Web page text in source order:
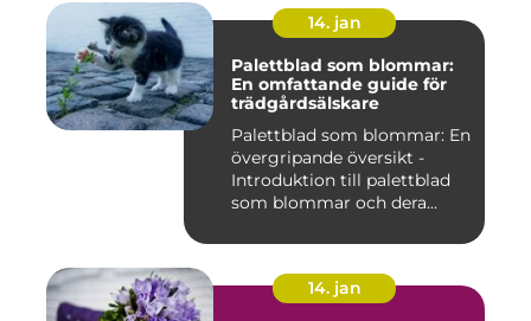
14. jan
Palettblad som blommar:
En omfattande guide för
trädgårdsälskare
Palettblad som blommar: En
övergripande översikt -
Introduktion till palettblad
som blommar och dera...
14. jan